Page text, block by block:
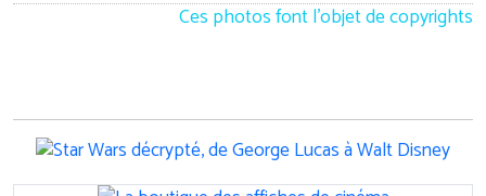
Ces photos font l'objet de copyrights